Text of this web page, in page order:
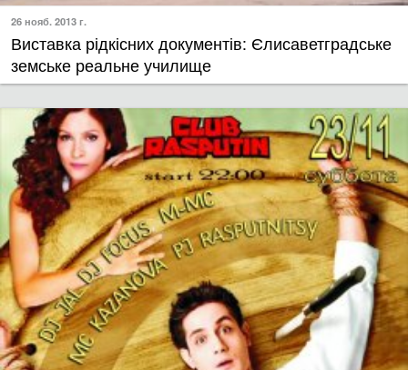
26 нояб. 2013 г.
Виставка рідкісних документів: Єлисаветградське
земське реальне училище